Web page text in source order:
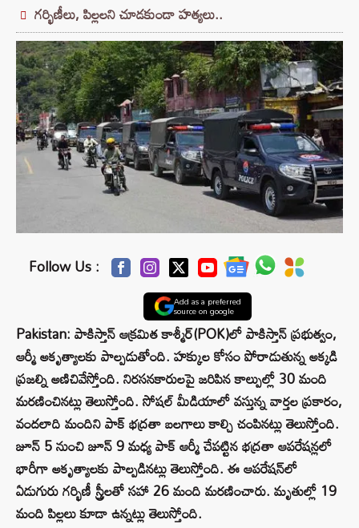
గర్భిణీలు, పిల్లలని చూడకుండా హత్యలు..
Follow Us :
Add as a preferred
source on google
Pakistan: పాకిస్తాన్‌ ఆక్రమిత కాశ్మీర్(POK)‌లో పాకిస్తాన్ ప్రభుత్వం,
ఆర్మీ అకృత్యాలకు పాల్పడుతోంది. హక్కుల కోసం పోరాడుతున్న అక్కడి
ప్రజల్ని అణిచివేస్తోంది. నిరసనకారులపై జరిపిన కాల్పుల్లో 30 మంది
మరణించినట్లు తెలుస్తోంది. సోషల్ మీడియాలో వస్తున్న వార్తల ప్రకారం,
వందలాది మందిని పాక్ భద్రతా బలగాలు కాల్చి చంపినట్లు తెలుస్తోంది.
జూన్ 5 నుంచి జూన్ 9 మధ్య పాక్ ఆర్మీ చేపట్టిన భద్రతా ఆపరేషన్లలో
భారీగా అకృత్యాలకు పాల్పడినట్లు తెలుస్తోంది. ఈ ఆపరేషన్‌లో
ఏడుగురు గర్భిణీ స్త్రీలతో సహా 26 మంది మరణించారు. మృతుల్లో 19
మంది పిల్లలు కూడా ఉన్నట్లు తెలుస్తోంది.